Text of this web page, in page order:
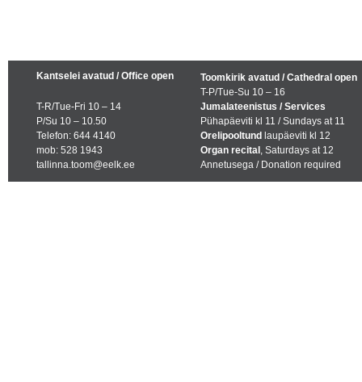
Kantselei avatud / Office open
T-R/Tue-Fri 10 – 14
P/Su 10 – 10.50
Telefon: 644 4140
mob: 528 1943
tallinna.toom@eelk.ee
Toomkirik avatud / Cathedral open
T-P/Tue-Su 10 – 16
Jumalateenistus / Services
Pühapäeviti kl 11 / Sundays at 11
Orelipooltund laupäeviti kl 12
Organ recital , Saturdays at 12
Annetusega / Donation required